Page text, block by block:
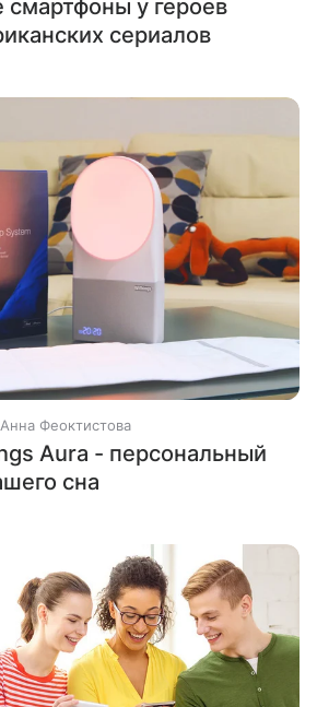
смартфоны у героев
сериалов
Анна Феоктистова
Aura - персональный
сна